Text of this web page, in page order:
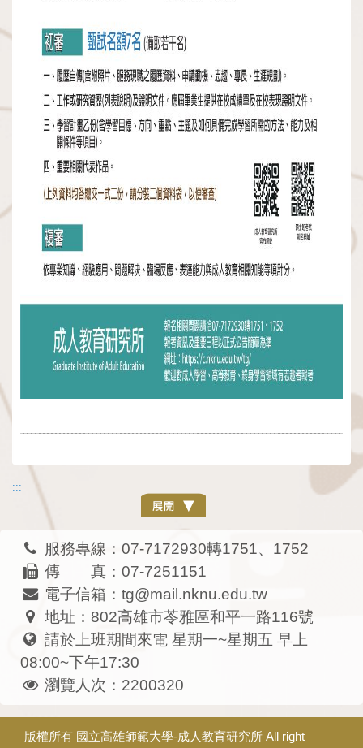
:::
服務專線：07-7172930轉1751、1752
傳 真：07-7251151
電子信箱：tg@mail.nknu.edu.tw
地址：802高雄市苓雅區和平一路116號
請於上班期間來電 星期一~星期五 早上
08:00~下午17:30
瀏覽人次：2200320
版權所有 國立高雄師範大學-成人教育研究所 All right